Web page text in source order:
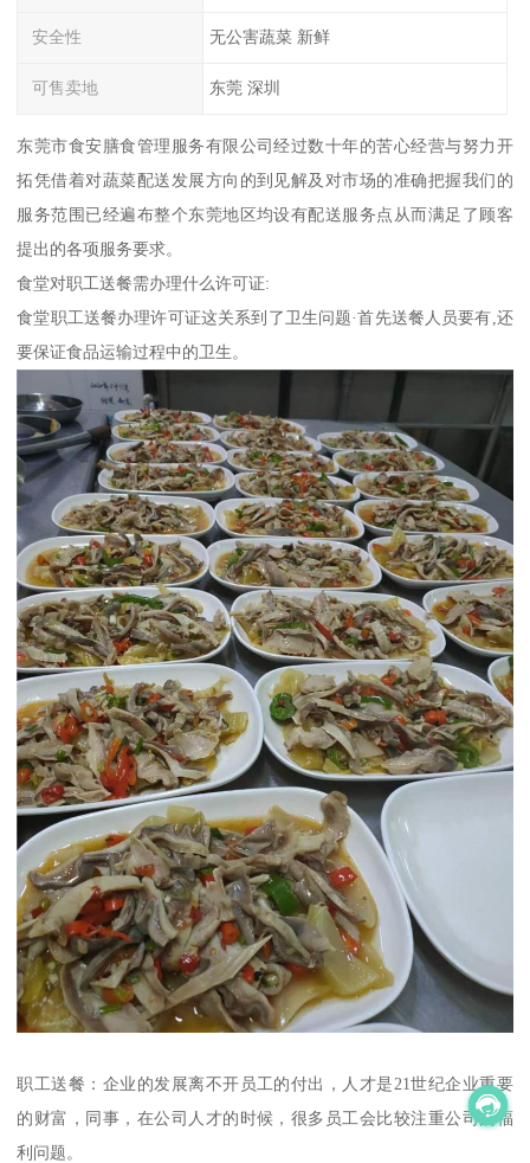
安全性 无公害蔬菜 新鲜
可售卖地 东莞 深圳
东莞市食安膳食管理服务有限公司经过数十年的苦心经营与努力开
拓凭借着对蔬菜配送发展方向的到见解及对市场的准确把握我们的
服务范围已经遍布整个东莞地区均设有配送服务点从而满足了顾客
提出的各项服务要求。
食堂对职工送餐需办理什么许可证:
食堂职工送餐办理许可证这关系到了卫生问题·首先送餐人员要有,还
要保证食品运输过程中的卫生。
职工送餐：企业的发展离不开员工的付出，人才是21世纪企业重要
的财富，同事，在公司人才的时候，很多员工会比较注重公司的福
利问题。